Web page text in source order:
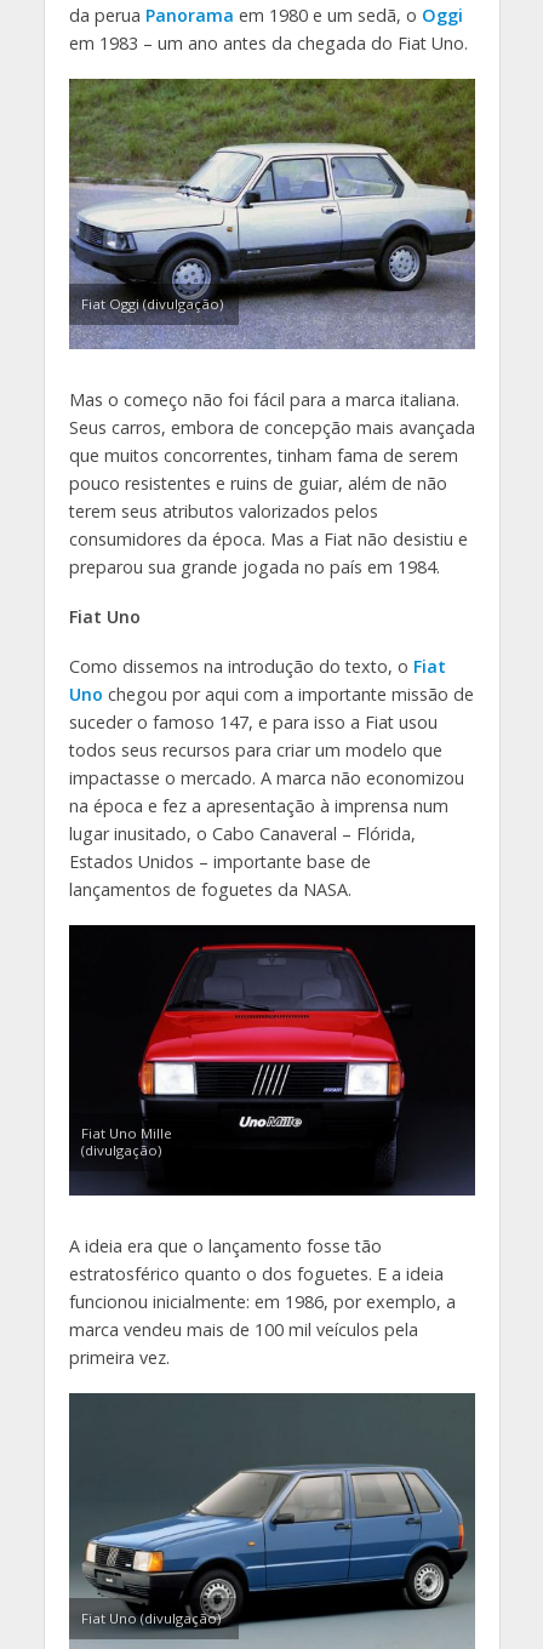
da perua Panorama em 1980 e um sedã, o Oggi
em 1983 – um ano antes da chegada do Fiat Uno.
Fiat Oggi (divulgação)
Mas o começo não foi fácil para a marca italiana.
Seus carros, embora de concepção mais avançada
que muitos concorrentes, tinham fama de serem
pouco resistentes e ruins de guiar, além de não
terem seus atributos valorizados pelos
consumidores da época. Mas a Fiat não desistiu e
preparou sua grande jogada no país em 1984.
Fiat Uno
Como dissemos na introdução do texto, o Fiat
Uno chegou por aqui com a importante missão de
suceder o famoso 147, e para isso a Fiat usou
todos seus recursos para criar um modelo que
impactasse o mercado. A marca não economizou
na época e fez a apresentação à imprensa num
lugar inusitado, o Cabo Canaveral – Flórida,
Estados Unidos – importante base de
lançamentos de foguetes da NASA.
Fiat Uno Mille
(divulgação)
A ideia era que o lançamento fosse tão
estratosférico quanto o dos foguetes. E a ideia
funcionou inicialmente: em 1986, por exemplo, a
marca vendeu mais de 100 mil veículos pela
primeira vez.
Fiat Uno (divulgação)